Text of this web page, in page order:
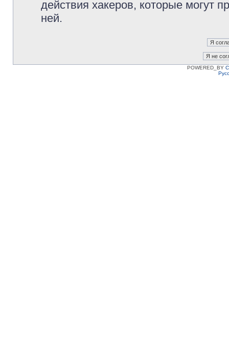
действия хакеров, которые могут
ней.
POWERED_BY